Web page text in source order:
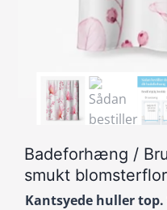
Badeforhæng /
smukt
Kantsyede huller top.